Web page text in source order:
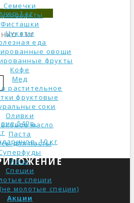
Семечки
Фисташки
Цукаты
еда
овощи
фрукты
Кофе
Мед
растительное
фруктовые
соки
Оливки
масло
Паста
для пасты
Яйца
Специи
специи
молотые специи)
Акции
1 КГ
540р.
10 кг